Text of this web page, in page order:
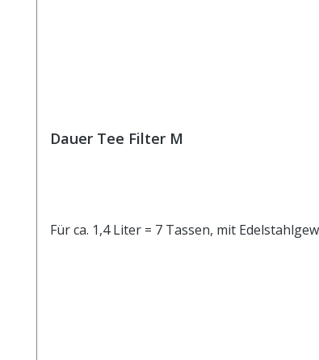
Dauer Tee Filter M
Für ca. 1,4 Liter = 7 Tassen, mit